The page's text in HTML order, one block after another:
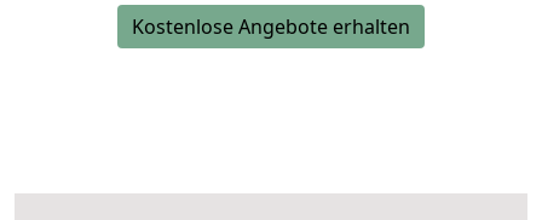
Kostenlose Angebote erhalten